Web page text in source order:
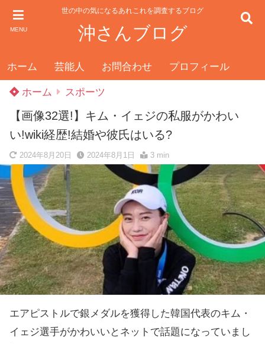
MENU
世の中の気になるあれこれを調査するブログ
沖さんブログ
ホーム 芸能人 お問合わせ プロフィール
ホーム スポーツ
【画像32選!】キム・イェジの私服がかわい
い!wiki経歴!結婚や彼氏はいる?
2024年8月20日 2024年8月1日 3 min
エアピストルで銀メダルを獲得した韓国代表のキム・
イェジ選手がかわいいとネットで話題になっていまし